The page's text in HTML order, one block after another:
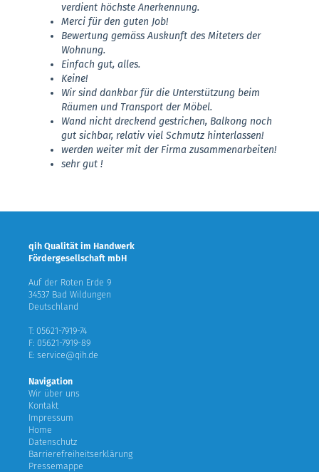
verdient höchste Anerkennung.
Merci für den guten Job!
Bewertung gemäss Auskunft des Miteters der
Wohnung.
Einfach gut, alles.
Keine!
Wir sind dankbar für die Unterstützung beim
Räumen und Transport der Möbel.
Wand nicht dreckend gestrichen, Balkong noch
gut sichbar, relativ viel Schmutz hinterlassen!
werden weiter mit der Firma zusammenarbeiten!
sehr gut !
qih Qualität im Handwerk
Fördergesellschaft mbH
Auf der Roten Erde 9
34537 Bad Wildungen
Deutschland
T: 05621-7919-74
F: 05621-7919-89
E: service@qih.de
Navigation
Wir über uns
Kontakt
Impressum
Home
Datenschutz
Barrierefreiheitserklärung
Pressemappe